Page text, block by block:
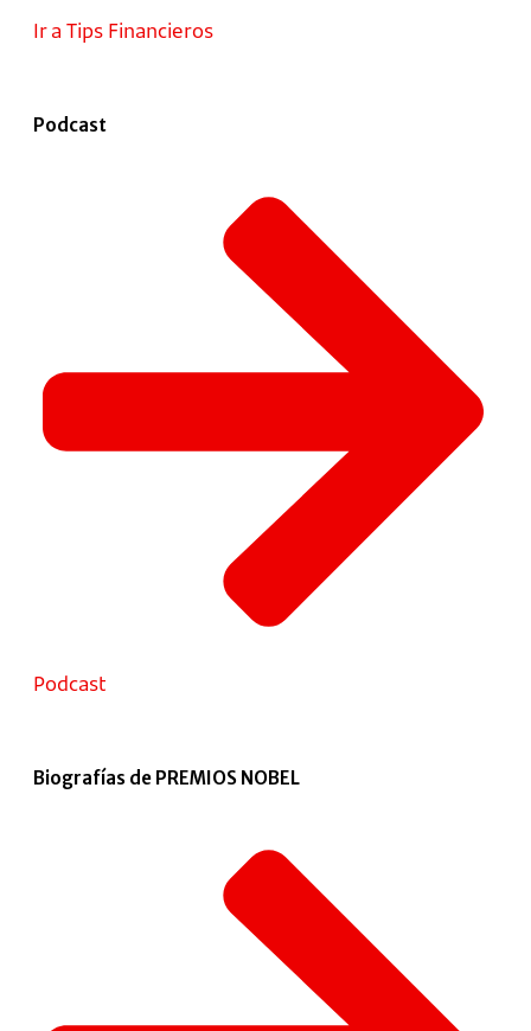
Ir a Tips Financieros
Podcast
Podcast
Biografías de PREMIOS NOBEL